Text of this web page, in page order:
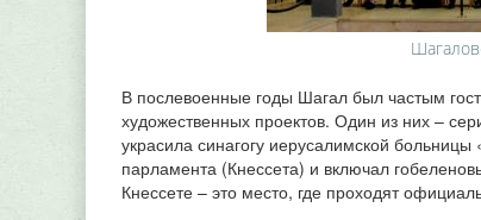
В послевоенные годы Шагал был частым
художественных проектов. Один из них –
украсила синагогу иерусалимской
парламента (Кнессета) и включал
Кнессете – это место, где проходят